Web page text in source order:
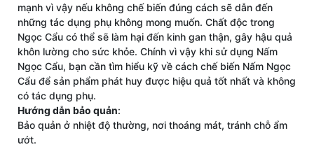
mạnh vì vậy nếu không chế biến đúng cách sẽ dẫn đến
những tác dụng phụ không mong muốn. Chất độc trong
Ngọc Cẩu có thể sẽ làm hại đến kinh gan thận, gây hậu quả
khôn lường cho sức khỏe. Chính vì vậy khi sử dụng Nấm
Ngọc Cẩu, bạn cần tìm hiểu kỹ về cách chế biến Nấm Ngọc
Cẩu để sản phẩm phát huy được hiệu quả tốt nhất và không
có tác dụng phụ.
Hướng dẫn bảo quản:
Bảo quản ở nhiệt độ thường, nơi thoáng mát, tránh chỗ ẩm
ướt.